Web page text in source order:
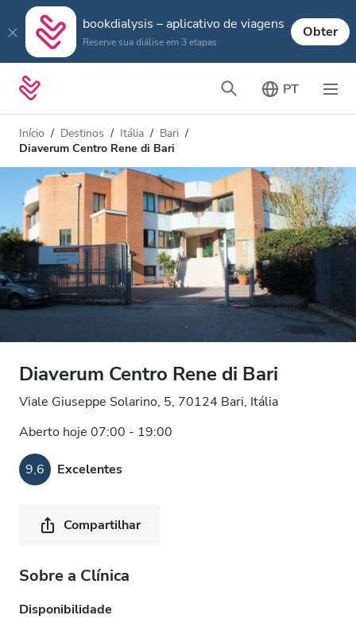
bookdialysis – aplicativo de viagens
Reserve sua diálise em 3 etapas
Obter
PT
Início Destinos Itália
Bari
Diaverum Centro Rene di Bari
Diaverum Centro Rene di Bari
Viale Giuseppe Solarino, 5, 70124 Bari, Itália
Aberto hoje 07:00 - 19:00
9,6 Excelentes
Compartilhar
Sobre a Clínica
Disponibilidade